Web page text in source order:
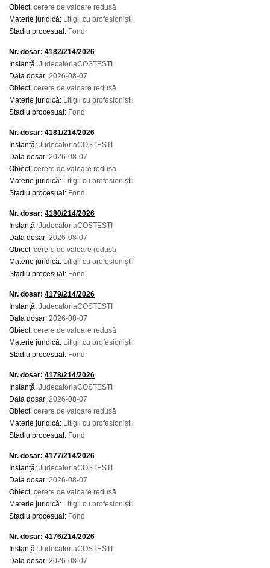
Obiect: cerere de valoare redusă
Materie juridică: Litigii cu profesioniştii
Stadiu procesual: Fond
Nr. dosar: 4182/214/2026
Instanță: JudecatoriaCOSTESTI
Data dosar: 2026-08-07
Obiect: cerere de valoare redusă
Materie juridică: Litigii cu profesioniştii
Stadiu procesual: Fond
Nr. dosar: 4181/214/2026
Instanță: JudecatoriaCOSTESTI
Data dosar: 2026-08-07
Obiect: cerere de valoare redusă
Materie juridică: Litigii cu profesioniştii
Stadiu procesual: Fond
Nr. dosar: 4180/214/2026
Instanță: JudecatoriaCOSTESTI
Data dosar: 2026-08-07
Obiect: cerere de valoare redusă
Materie juridică: Litigii cu profesioniştii
Stadiu procesual: Fond
Nr. dosar: 4179/214/2026
Instanță: JudecatoriaCOSTESTI
Data dosar: 2026-08-07
Obiect: cerere de valoare redusă
Materie juridică: Litigii cu profesioniştii
Stadiu procesual: Fond
Nr. dosar: 4178/214/2026
Instanță: JudecatoriaCOSTESTI
Data dosar: 2026-08-07
Obiect: cerere de valoare redusă
Materie juridică: Litigii cu profesioniştii
Stadiu procesual: Fond
Nr. dosar: 4177/214/2026
Instanță: JudecatoriaCOSTESTI
Data dosar: 2026-08-07
Obiect: cerere de valoare redusă
Materie juridică: Litigii cu profesioniştii
Stadiu procesual: Fond
Nr. dosar: 4176/214/2026
Instanță: JudecatoriaCOSTESTI
Data dosar: 2026-08-07